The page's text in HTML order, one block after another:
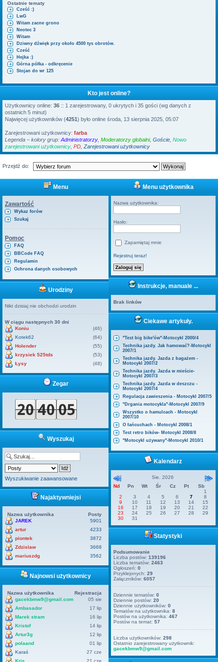
k
i
Ostatnie tematy
Cześć :)
LwG
Witam zacne grono
Neotec 3
Witam
Dziwny dźwięk przy około 4500 tys obrotów.
Cześć
Hejka :)
Górna półka - odkręcenie
Stojan do wr 125
Kto jest online?
Użytkownicy online: 36 :: 1 zarejestrowany, 0 ukrytych i 35 gości (wg danych z
ostatnich 5 minut)
Najwięcej użytkowników (4251 ) było online środa, 13 sierpnia 2025, 05:07
Zarejestrowani użytkownicy: farba
Legenda – kolory grup: Administratorzy Moderatorzy globalni, Goście Nowo
zarejestrowani użytkownicy PD Zarejestrowani użytkownicy
Przejdź do:
Menu
Zawartość
Wykaz forów
Szukaj
Pomoc
FAQ
BBCode FAQ
Regulamin
Ochrona danych osobowych
Urodziny
Nikt dzisiaj nie obchodzi urodzin
W ciągu następnych 30 dni
Koniu
(46)
Kotek62
(64)
Holender
(55)
krzysiek 525tds
(53)
Łysy
(48)
Zegar
Wyszukaj
Wyszukiwanie zaawansowane
Najaktywniejsi
Nazwa użytkownika
Posty
JAREK
5901
artur
4233
piontek
3872
Zdzislaw
3668
mariuszdg
3562
Najnowsi użytkownicy
Nazwa użytkownika
Rejestracja
gacekbmw9@gmail.com
05 sie
Ambasador
17 lip
Marek stram
16 lip
Kristof
14 lip
Artur3g
12 lip
polaand
01 lip
Karaś
27 cze
Kris
21 cze
Menu użytkownika
Nazwa użytkownika:
Hasło:
Zapamiętaj mnie
Rejestruj teraz!
Instrukcje, manuale ...
Brak linków
Ciekawe artykuły.
"Test big bike'ów"-Motocykl 2000/4
Technika jazdy. Jak hamować?-Motocykl
2007/1
Technika jazdy. Jazda z bagażem -
Motocykl 2007/2
Technika jazdy. Jazda w mieście-
Motocykl 2007/3
Technika jazdy. Jazda w deszczu -
Motocykl 2007/4
Regulacja zawieszenia - Motocykl 2007/5
"Drgania motocykla"-Motocykl 2007/9
Wszystko o hamulcach - Motocykl
2007/10
O łańcuchach - Motocykl 2008/1
Test retro bików- Motocykl 2008/8
"Motocykl używany"-Motocykl 2010/1
Kalendarz
Sie. 2026
Nd
Pn Wt Śr Cz Pt
Sb
1
2
3 4 5 6 7
8
9
10 11 12 13 14
15
16
17 18 19 20 21
22
23
24 25 26 27 28
29
30
31
Statystyki
Podsumowanie
Liczba postów:139196
Liczba tematów:2463
Ogłoszeń:0
Przyklejonych:29
Załączników:6057
Dziennie tematów:0
Dziennie postów:20
Dziennie użytkowników:0
Tematów na użytkownika:8
Postów na użytkownika:467
Postów na temat:57
Liczba użytkowników:298
Ostatnio zarejestrowany użytkownik:
gacekbmw9@gmail.com